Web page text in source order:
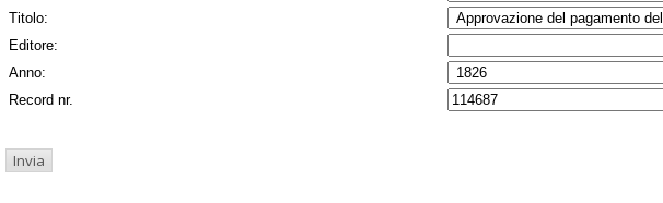
Titolo:
Editore:
Anno:
Record nr.